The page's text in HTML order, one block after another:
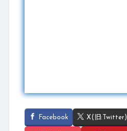
Facebook X(旧:Twitter)